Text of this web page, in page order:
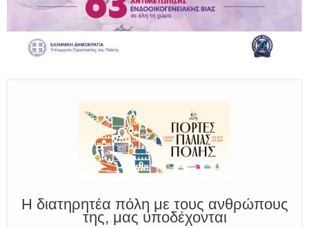
Παραμένουμε Προσεκτικοί
Καλούμε Άμεσα την Πυροσβεστική στο 199 ή στο 112